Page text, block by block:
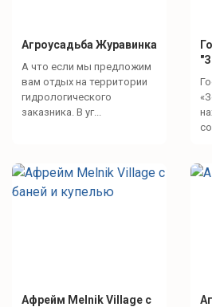
Агроусадьба Журавинка
А что если мы предложим
вам отдых на территории
гидрологического
заказника. В уг...
Афрейм Melnik Village с